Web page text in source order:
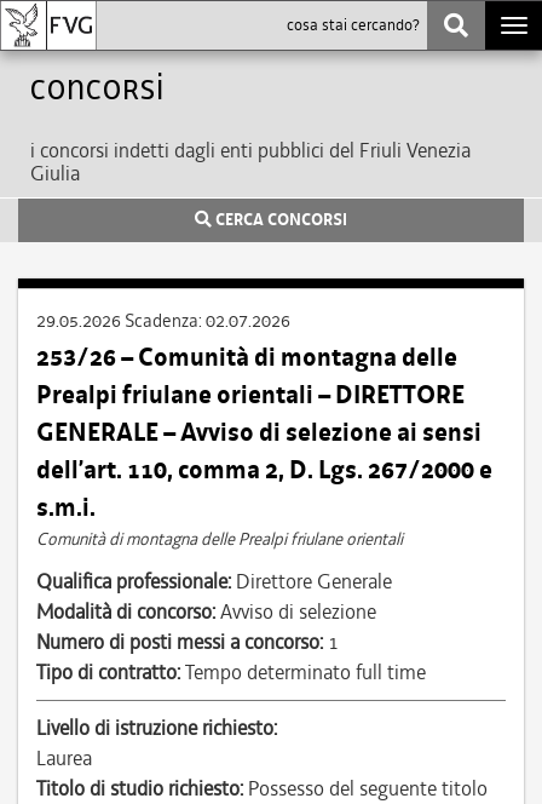
Concorsi
i concorsi indetti dagli enti pubblici del Friuli Venezia
Giulia
CERCA CONCORSI
29.05.2026 Scadenza: 02.07.2026
253/26 – Comunità di montagna delle
Prealpi friulane orientali – DIRETTORE
GENERALE – Avviso di selezione ai sensi
dell’art. 110, comma 2, D. Lgs. 267/2000 e
s.m.i.
Comunità di montagna delle Prealpi friulane orientali
Qualifica professionale: Direttore Generale
Modalità di concorso:Avviso di selezione
Numero di posti messi a concorso: 1
Tipo di contratto:Tempo determinato full time
Livello di istruzione richiesto:
Laurea
Titolo di studio richiesto: Possesso del seguente titolo